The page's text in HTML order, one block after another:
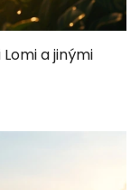
a jinými